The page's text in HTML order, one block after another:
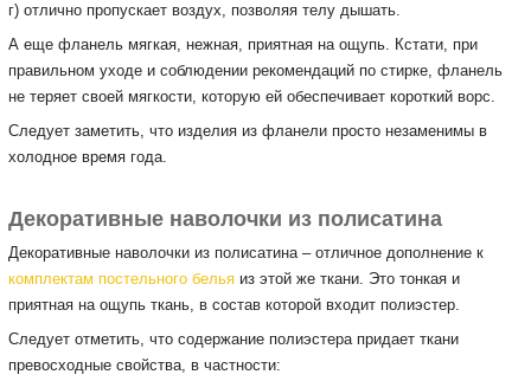
г) отлично пропускает воздух, позволяя телу дышать.
А еще фланель мягкая, нежная, приятная на ощупь. Кстати, при
правильном уходе и соблюдении рекомендаций по стирке, фланель
не теряет своей мягкости, которую ей обеспечивает короткий ворс.
Следует заметить, что изделия из фланели просто незаменимы в
холодное время года.
Декоративные наволочки из полисатина
Декоративные наволочки из полисатина – отличное дополнение к
комплектам постельного бельяиз этой же ткани. Это тонкая и
приятная на ощупь ткань, в состав которой входит полиэстер.
Следует отметить, что содержание полиэстера придает ткани
превосходные свойства, в частности: